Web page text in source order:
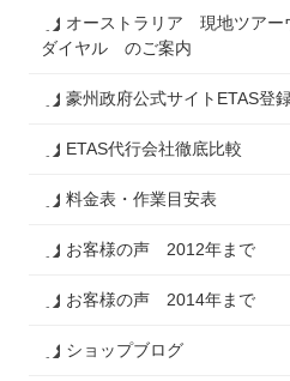
オーストラリア 現地ツアー
ダイヤル のご案内
豪州政府公式サイトETAS登
ETAS代行会社徹底比較
料金表・作業目安表
お客様の声 2012年まで
お客様の声 2014年まで
ショップブログ